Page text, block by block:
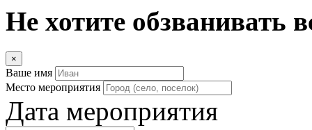
Не хотите обзванивать
×
Ваше имя
Место мероприятия
Дата мероприятия